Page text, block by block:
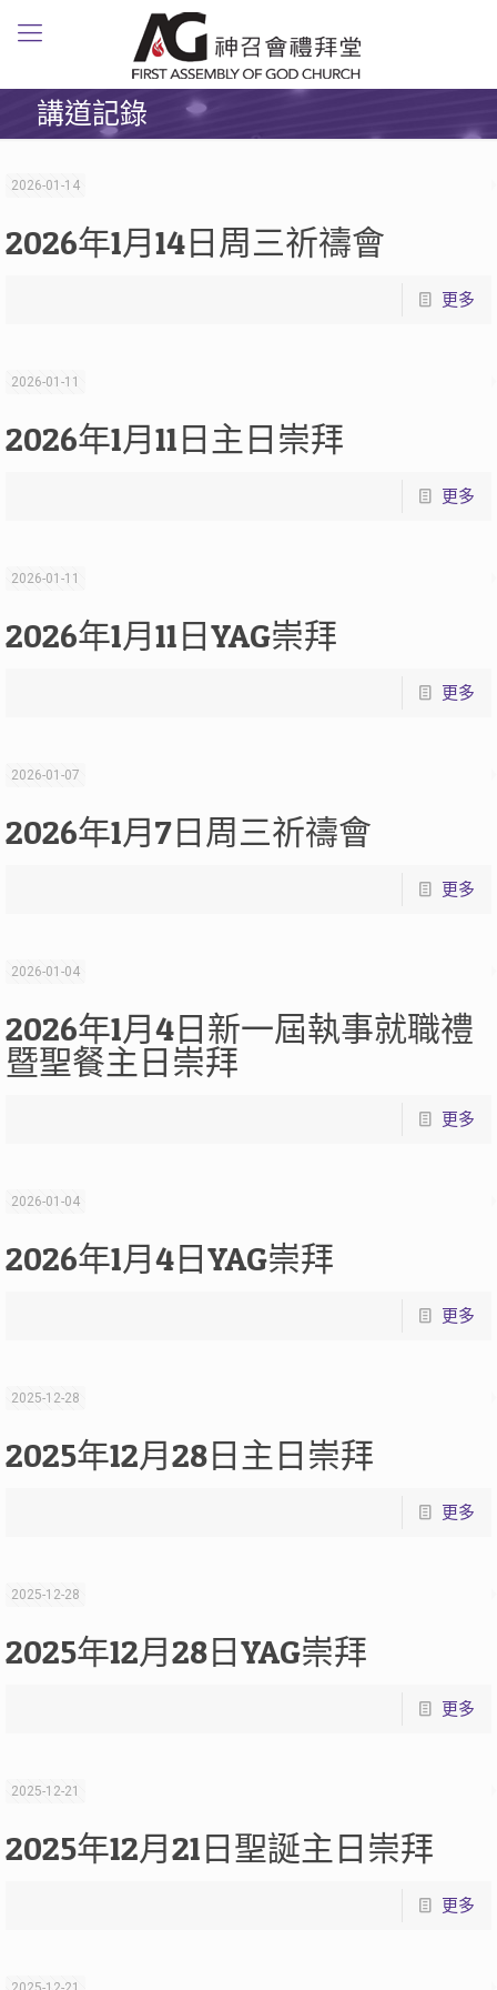
講道記錄
2026-01-14
2026年1月14日周三祈禱會
更多
2026-01-11
2026年1月11日主日崇拜
更多
2026-01-11
2026年1月11日YAG崇拜
更多
2026-01-07
2026年1月7日周三祈禱會
更多
2026-01-04
2026年1月4日新一屆執事就職禮
暨聖餐主日崇拜
更多
2026-01-04
2026年1月4日YAG崇拜
更多
2025-12-28
2025年12月28日主日崇拜
更多
2025-12-28
2025年12月28日YAG崇拜
更多
2025-12-21
2025年12月21日聖誕主日崇拜
更多